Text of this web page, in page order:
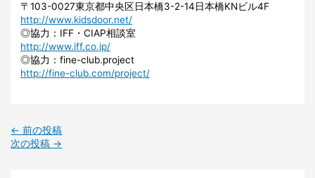
〒103-0027東京都中央区日本橋3-2-14日本橋KNビル4F
http://www.kidsdoor.net/
◎協力：IFF・CIAP相談室
http://www.iff.co.jp/
◎協力：fine-club.project
http://fine-club.com/project/
← 前の投稿
次の投稿 →